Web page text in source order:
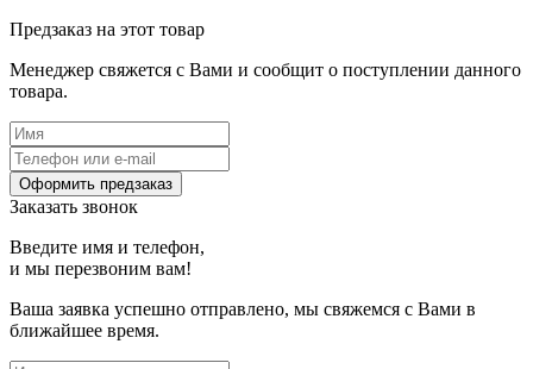
Предзаказ на этот товар
Менеджер свяжется с Вами и сообщит о поступлении данного
товара.
Оформить предзаказ
Заказать звонок
Введите имя и телефон,
и мы перезвоним вам!
Ваша заявка успешно отправлено, мы свяжемся с Вами в
ближайшее время.